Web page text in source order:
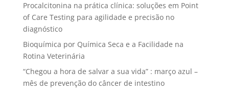
Procalcitonina na prática clínica: soluções em Point
of Care Testing para agilidade e precisão no
diagnóstico
Bioquímica por Química Seca e a Facilidade na
Rotina Veterinária
“Chegou a hora de salvar a sua vida” : março azul –
mês de prevenção do câncer de intestino